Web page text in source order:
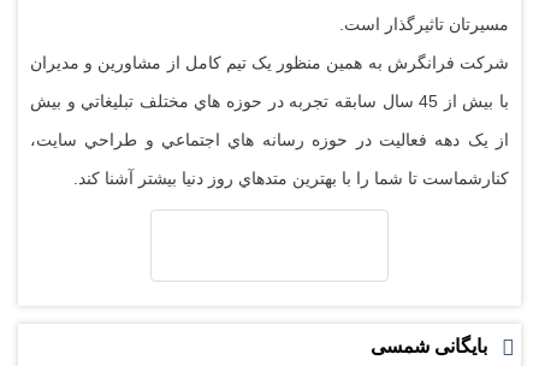
مسيرتان تاثيرگذار است.
شرکت فرانگرش به همين منظور يک تيم کامل از مشاورين و مديران
با بيش از 45 سال سابقه تجربه در حوزه هاي مختلف تبليغاتي و بيش
از يک دهه فعاليت در حوزه رسانه هاي اجتماعي و طراحي سايت،
کنارشماست تا شما را با بهترين متدهاي روز دنيا بيشتر آشنا کند.
بایگانی شمسی